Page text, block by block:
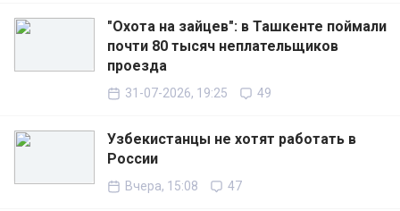
"Охота на зайцев": в Ташкенте поймали
почти 80 тысяч неплательщиков
проезда
31-07-2026, 19:25 49
Узбекистанцы не хотят работать в
России
Вчера, 15:08 47